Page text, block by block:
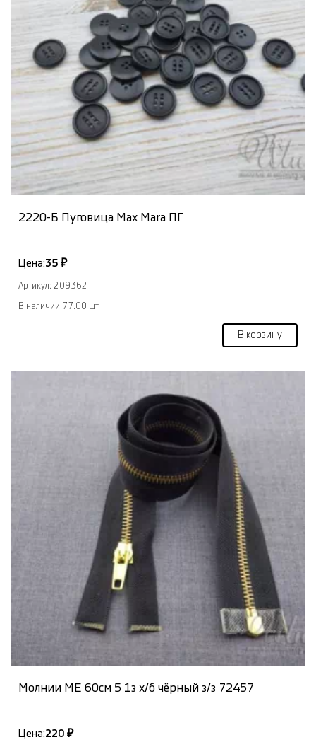
2220-Б Пуговица Max Mara ПГ
Цена:35 ₽
Артикул: 209362
В наличии 77.00 шт
В корзину
Молнии МЕ 60см 5 1з х/б чёрный з/з 72457
Цена:220 ₽